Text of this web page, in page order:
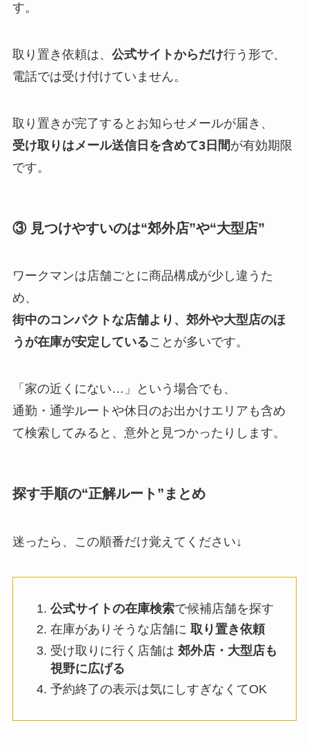
す。
取り置き依頼は、 公式サイトからだけ行う形で、
電話では受け付けていません。
取り置きが完了するとお知らせメールが届き、
受け取りはメール送信日を含めて3日間が有効期限
です。
③ 見つけやすいのは“郊外店”や“大型店”
ワークマンは店舗ごとに商品構成が少し違うた
め、
街中のコンパクトな店舗より、郊外や大型店のほ
うが在庫が安定していることが多いです。
「家の近くにない…」という場合でも、
通勤・通学ルートや休日のお出かけエリアも含め
て検索してみると、意外と見つかったりします。
探す手順の“正解ルート”まとめ
迷ったら、この順番だけ覚えてください↓
公式サイトの在庫検索で候補店舗を探す
在庫がありそうな店舗に 取り置き依頼
受け取りに行く店舗は 郊外店・大型店も
視野に広げる
予約終了の表示は気にしすぎなくてOK